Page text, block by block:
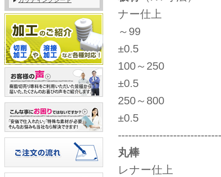
ナー仕上
～
±0.5
100～
±0.5
250～
±0.5
丸棒外
レナー仕上